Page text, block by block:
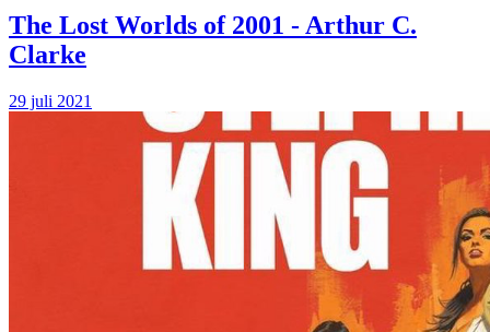
The Lost Worlds of 2001 - Arthur C.
Clarke
29 juli 2021